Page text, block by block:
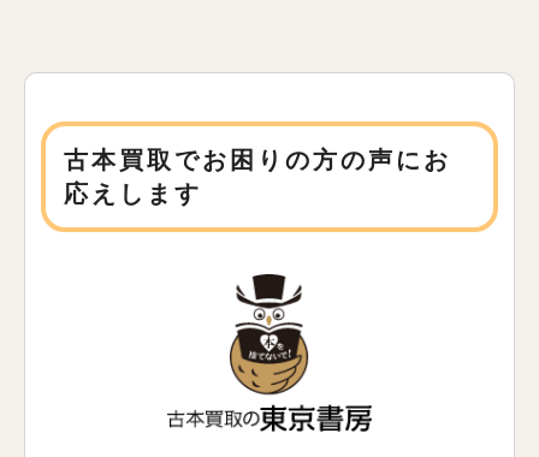
古本買取でお困りの方の声にお
応えします